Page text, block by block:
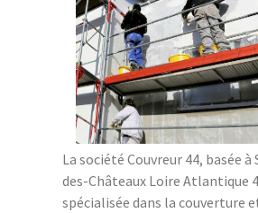
La société Couvreur 44, basée
des-Châteaux Loire Atlantique
spécialisée dans la couverture